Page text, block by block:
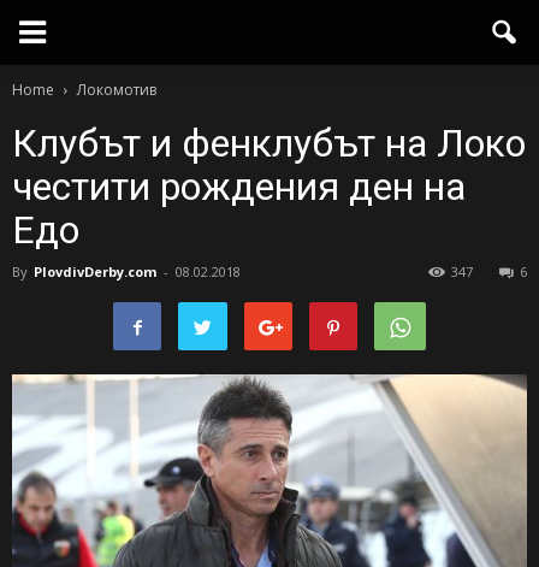
Home Локомотив
Клубът и фенклубът на Локо
честити рождения ден на
Едо
By PlovdivDerby.com - 08.02.2018 6
347